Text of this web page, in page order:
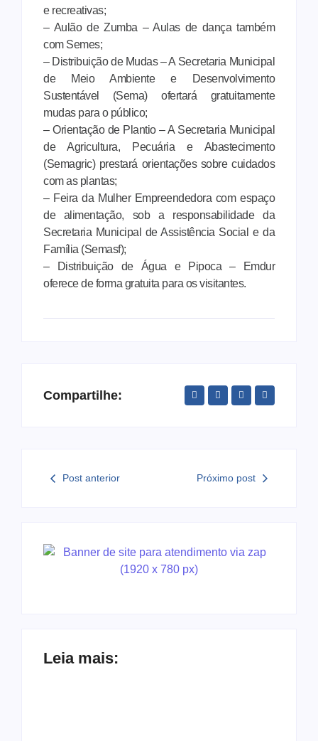
e recreativas;
– Aulão de Zumba – Aulas de dança também
com Semes;
– Distribuição de Mudas – A Secretaria Municipal
de Meio Ambiente e Desenvolvimento
Sustentável (Sema) ofertará gratuitamente
mudas para o público;
– Orientação de Plantio – A Secretaria Municipal
de Agricultura, Pecuária e Abastecimento
(Semagric) prestará orientações sobre cuidados
com as plantas;
– Feira da Mulher Empreendedora com espaço
de alimentação, sob a responsabilidade da
Secretaria Municipal de Assistência Social e da
Família (Semasf);
– Distribuição de Água e Pipoca – Emdur
oferece de forma gratuita para os visitantes.
Compartilhe:
Post anterior Próximo post
Leia mais: